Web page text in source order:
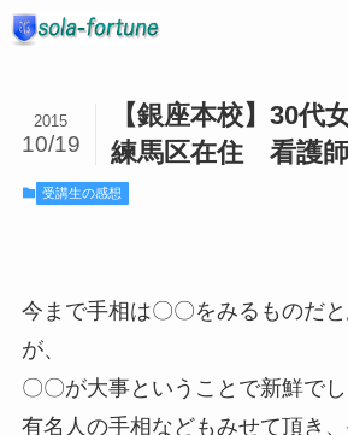
【銀座本校】30
練馬区在住 看護師
2015
10/19
受講生の感想
今まで手相は〇〇をみるものだ
が、
〇〇が大事ということで新鮮でし
有名人の手相などもみせて頂き